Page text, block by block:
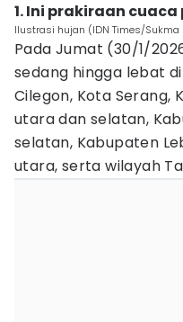
1. Ini prakiraan
Ilustrasi hujan (IDN Times/Sukma
Pada Jumat (30/1/
sedang hingga lebat
Cilegon, Kota Serang,
utara dan selatan,
selatan, Kabupaten
utara, serta wilayah